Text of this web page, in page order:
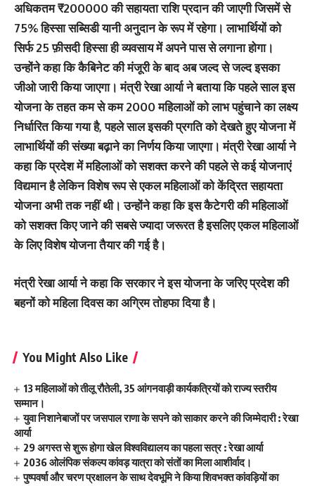
अधिकतम ₹200000 की सहायता राशि प्रदान की जाएगी जिसमें से
75% हिस्सा सब्सिडी यानी अनुदान के रूप में रहेगा। लाभार्थियों को
सिर्फ 25 फ़ीसदी हिस्सा ही व्यवसाय में अपने पास से लगाना होगा।
उन्होंने कहा कि कैबिनेट की मंजूरी के बाद अब जल्द से जल्द इसका
जीओ जारी किया जाएगा। मंत्री रेखा आर्या ने बताया कि पहले साल इस
योजना के तहत कम से कम 2000 महिलाओं को लाभ पहुंचाने का लक्ष्य
निर्धारित किया गया है, पहले साल इसकी प्रगति को देखते हुए योजना में
लाभार्थियों की संख्या बढ़ाने का निर्णय किया जाएगा। मंत्री रेखा आर्या ने
कहा कि प्रदेश में महिलाओं को सशक्त करने की पहले से कई योजनाएं
विद्यमान है लेकिन विशेष रूप से एकल महिलाओं को केंद्रित सहायता
योजना अभी तक नहीं थी। उन्होंने कहा कि इस कैटेगरी की महिलाओं
को सशक्त किए जाने की सबसे ज्यादा जरूरत है इसलिए एकल महिलाओं
के लिए विशेष योजना तैयार की गई है।
मंत्री रेखा आर्या ने कहा कि सरकार ने इस योजना के जरिए प्रदेश की
बहनों को महिला दिवस का अग्रिम तोहफा दिया है।
You Might Also Like
13 महिलाओं को तीलू रौतेली, 35 आंगनवाड़ी कार्यकत्रियों को राज्य स्तरीय
सम्मान।
युवा निशानेबाजों पर जसपाल राणा के सपने को साकार करने की जिम्मेदारी : रेखा
आर्या
29 अगस्त से शुरू होगा खेल विश्वविद्यालय का पहला सत्र : रेखा आर्या
2036 ओलंपिक संकल्प कांवड़ यात्रा को संतों का मिला आशीर्वाद।
पुष्पवर्षा और चरण प्रक्षालन के साथ देवभूमि ने किया शिवभक्त कांवड़ियों का